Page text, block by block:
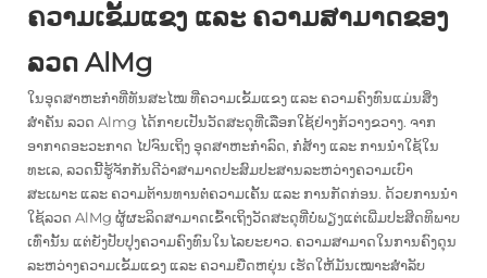
ຄວາມເຂັ້ມແຂງ ແລະ ຄວາມສາມາດຂອງ
ລວດ AlMg
ໃນອຸດສາຫະກຳທີ່ທັນສະໄໝ ທີ່ຄວາມເຂັ້ມແຂງ ແລະ ຄວາມຄົງທົນແມ່ນສິ່ງ
ສຳຄັນ ລວດ Almg ໄດ້ກາຍເປັນວັດສະດຸທີ່ເລືອກໃຊ້ຢ່າງກ້ວາງຂວາງ. ຈາກ
ອາກາດອະວະກາດ ໄປຈົນເຖິງ ອຸດສາຫະກຳລົດ, ກໍ່ສ້າງ ແລະ ການນຳໃຊ້ໃນ
ທະເລ, ລວດນີ້ຮູ້ຈັກກັນດີວ່າສາມາດປະສົມປະສານລະຫວ່າງຄວາມເບົາ
ສະເພາະ ແລະ ຄວາມຕ້ານທານຕໍ່ຄວາມເຄັ້ນ ແລະ ການກັດກ່ອນ. ດ້ວຍການນຳ
ໃຊ້ລວດ AlMg ຜູ້ຜະລິດສາມາດເຂົ້າເຖິງວັດສະດຸທີ່ບໍ່ພຽງແຕ່ເພີ່ມປະສິດທິພາບ
ເທົ່ານັ້ນ ແຕ່ຍັງປັບປຸງຄວາມຄົງທົນໃນໄລຍະຍາວ. ຄວາມສາມາດໃນການຄົງດຸນ
ລະຫວ່າງຄວາມເຂັ້ມແຂງ ແລະ ຄວາມຍືດຫຍຸ່ນ ເຮັດໃຫ້ມັນເໝາະສຳລັບ